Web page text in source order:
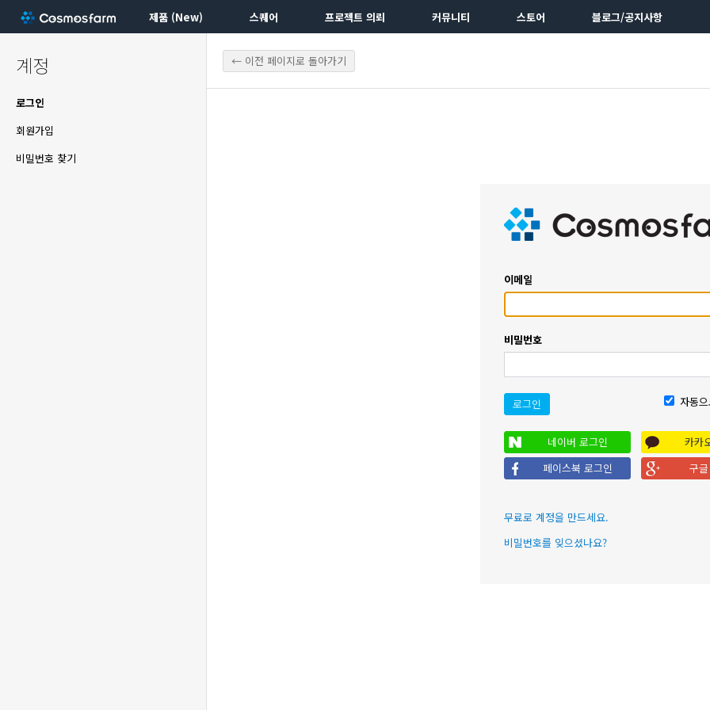
제품 (New) 스퀘어 프로젝트 의뢰 커뮤니티 스토어 블로그/공지사항
계정
로그인
회원가입
비밀번호 찾기
← 이전 페이지로 돌아가기
이메일
비밀번호
로그인 자동
네이버 로그인
카카
페이스북 로그인
구
무료로 계정을 만드세요.
비밀번호를 잊으셨나요?